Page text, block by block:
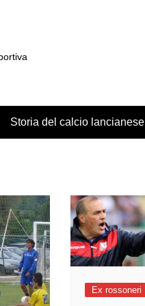
Storia del calcio lancianese
Ex rossoneri